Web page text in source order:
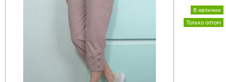
Только оптом
В наличии